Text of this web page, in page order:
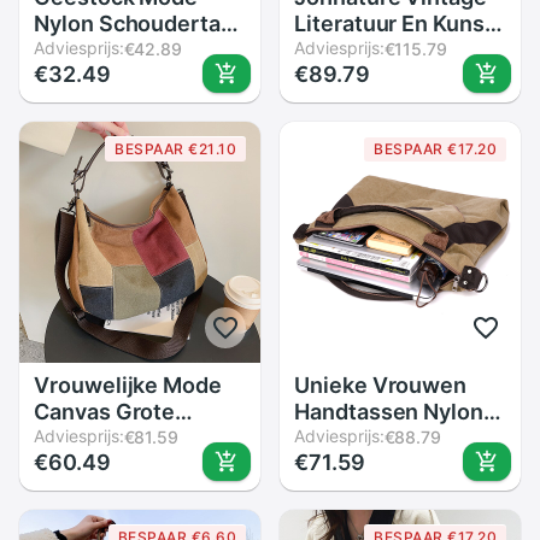
Nylon Schoudertas
Waterdichte Casual
Vrouwen Crossbody
Tas Alle-Match Lady
Handtas Reizen
Handtas
Adviesprijs:€42.89
€32.49
Literatuur En Kunst
Vrouwen Linnen Tas
Grote Capaciteit
Handgemaakte
Leisure Doek
Schoudertassen
Adviesprijs:€115.79
€89.79
BESPAAR €21.10
Vrouwelijke Mode
Canvas Grote
Capaciteit Slouchy
Schoudertas
Vrouwen Casual
Grote Maat Zacht
Adviesprijs:€81.59
€60.49
BESPAAR €17.20
Unieke Vrouwen
Handtassen Nylon
Waterdichte Canvas
Top Handvat Tassen
Modieuze
Eenvoudige
Adviesprijs:€88.79
€71.59